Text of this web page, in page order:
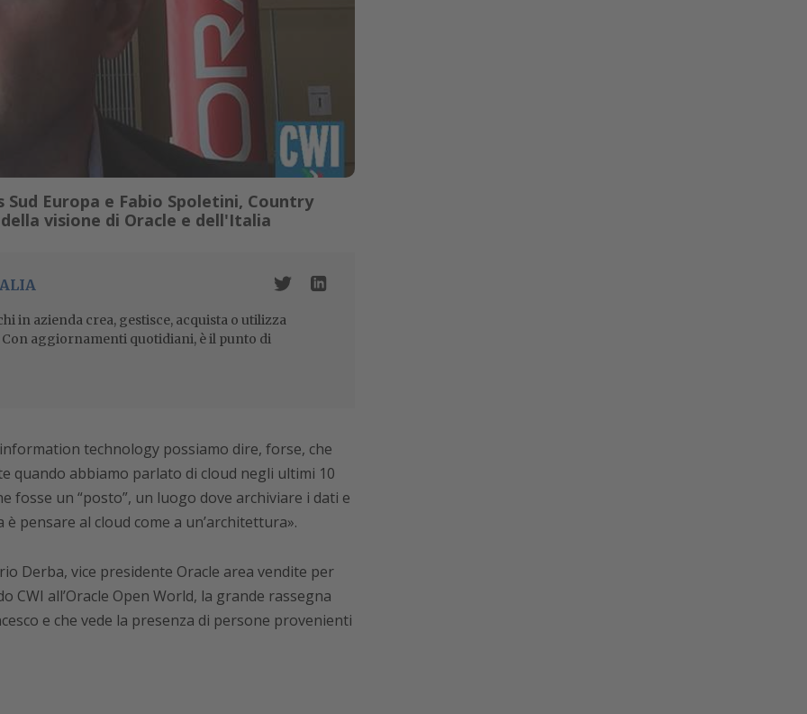
Europa e Fabio Spoletini, Country
visione di Oracle e dell'Italia
in azienda crea, gestisce, acquista o utilizza
aggiornamenti quotidiani, è il punto di
technology possiamo dire, forse, che
quando abbiamo parlato di cloud negli ultimi 10
fosse un “posto”, un luogo dove archiviare i dati e
pensare al cloud come a un’architettura».
Derba, vice presidente Oracle area vendite per
CWI all’Oracle Open World, la grande rassegna
e che vede la presenza di persone provenienti